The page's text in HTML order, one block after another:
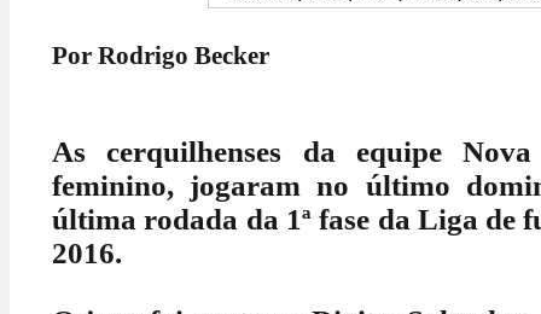
Por Rodrigo Becker
As cerquilhenses da equipe
feminino, jogaram no último
última rodada da 1ª fase da Liga de
2016.